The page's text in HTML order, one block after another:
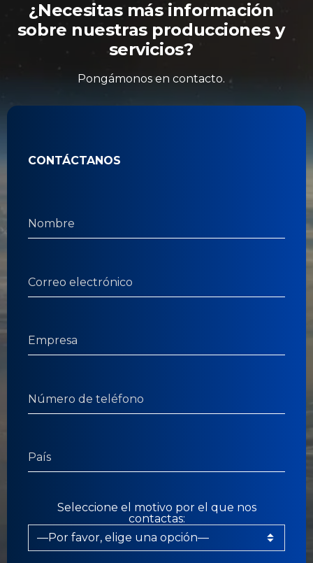
¿Necesitas más información
sobre nuestras producciones y
servicios?
Pongámonos en contacto.
CONTÁCTANOS
Seleccione el motivo por el que nos
contactas: